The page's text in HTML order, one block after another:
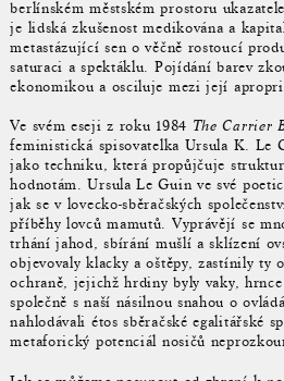
berlínském městském prostoru
je lidská zkušenost medikována a
metastázující sen o věčně rostoucí
saturaci a spektáklu. Pojídání barev
ekonomikou a osciluje mezi její
Ve svém eseji z roku 1984 The Carrier
feministická spisovatelka Ursula K. Le
jako techniku, která propůjčuje
hodnotám. Ursula Le Guin ve své
jak se v lovecko-sběračských
příběhy lovců mamutů. Vyprávějí se
trhání jahod, sbírání mušlí a sklízení
objevovaly klacky a oštěpy, zastínily ty
ochraně, jejichž hrdiny byly vaky,
společně s naší násilnou snahou o
nahlodávali étos sběračské egalitářské
metaforický potenciál nosičů